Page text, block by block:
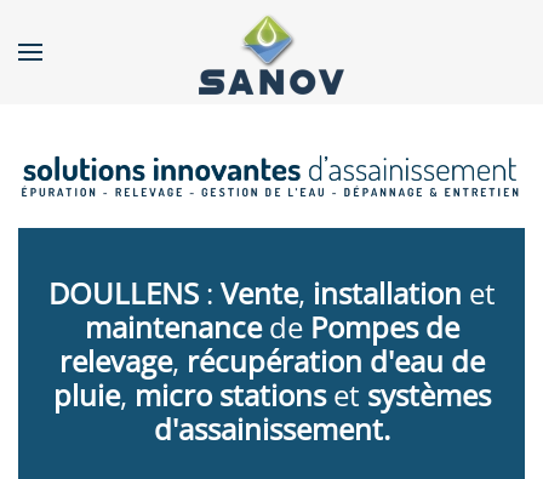
Accéder au contenu principal
DOULLENS: Vente, installation et
maintenancede Pompes de
relevage, récupération d'eau de
pluie, micro stationset systèmes
d'assainissement.